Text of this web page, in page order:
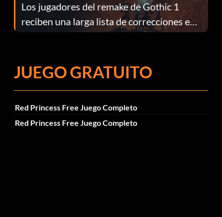
Los jugadores del remake de Gothic 1
reciben una larga lista de correcciones en
el parche 1.0.4
JUEGO GRATUITO
Red Princess Free Juego Completo
Red Princess Free Juego Completo